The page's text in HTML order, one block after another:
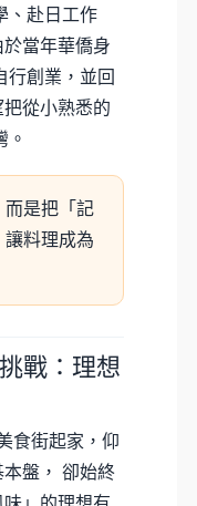
、赴日工作
當年華僑身
行創業，並回
從小熟悉的
。
而是把「記
料理成為
戰：理想
食街起家，仰
盤， 卻始終